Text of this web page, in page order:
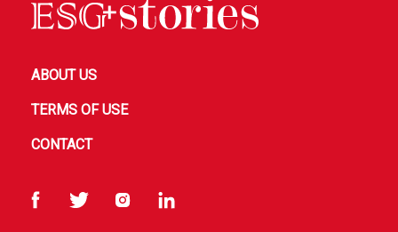
ABOUT US
TERMS OF USE
CONTACT